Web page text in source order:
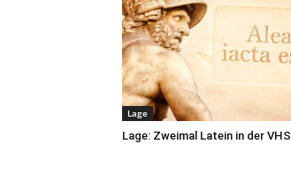
Lage
Lage: Zweimal Latein in der VHS